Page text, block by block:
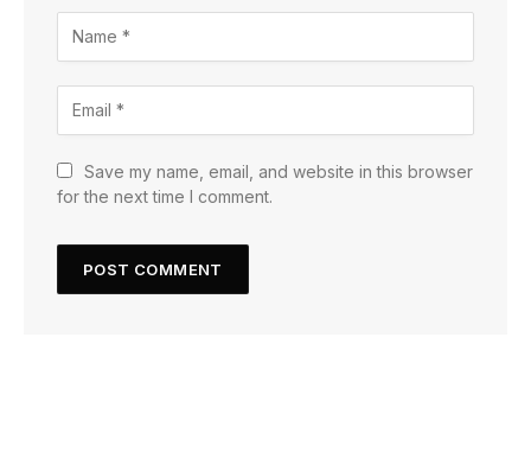
Save my name, email, and website in this browser
for the next time I comment.